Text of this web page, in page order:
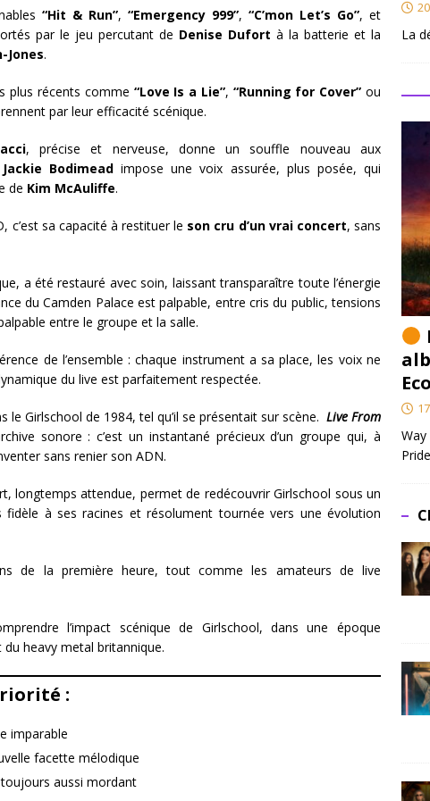
“Hit & Run”,“Emergency 999”,“C’mon Let’s Go”, et
par le jeu percutant de Denise Dufort à la batterie et la
Jones.
plus récents comme “Love Is a Lie”, “Running for Cover” ou
par leur efficacité scénique.
, précise et nerveuse, donne un souffle nouveau aux
Jackie Bodimead impose une voix assurée, plus posée, qui
de Kim McAuliffe.
c’est sa capacité à restituer le son cru d’un vrai concert, sans
a été restauré avec soin, laissant transparaître toute l’énergie
du Camden Palace est palpable, entre cris du public, tensions
entre le groupe et la salle.
de l’ensemble : chaque instrument a sa place, les voix ne
du live est parfaitement respectée.
le Girlschool de 1984, tel qu’il se présentait sur scène. Live From
sonore : c’est un instantané précieux d’un groupe qui, à
sans renier son ADN.
longtemps attendue, permet de redécouvrir Girlschool sous un
à ses racines et résolument tournée vers une évolution
de la première heure, tout comme les amateurs de live
l’impact scénique de Girlschool, dans une époque
heavy metal britannique.
:
imparable
facette mélodique
aussi mordant
La